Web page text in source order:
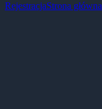
RejestracjaStrona główna